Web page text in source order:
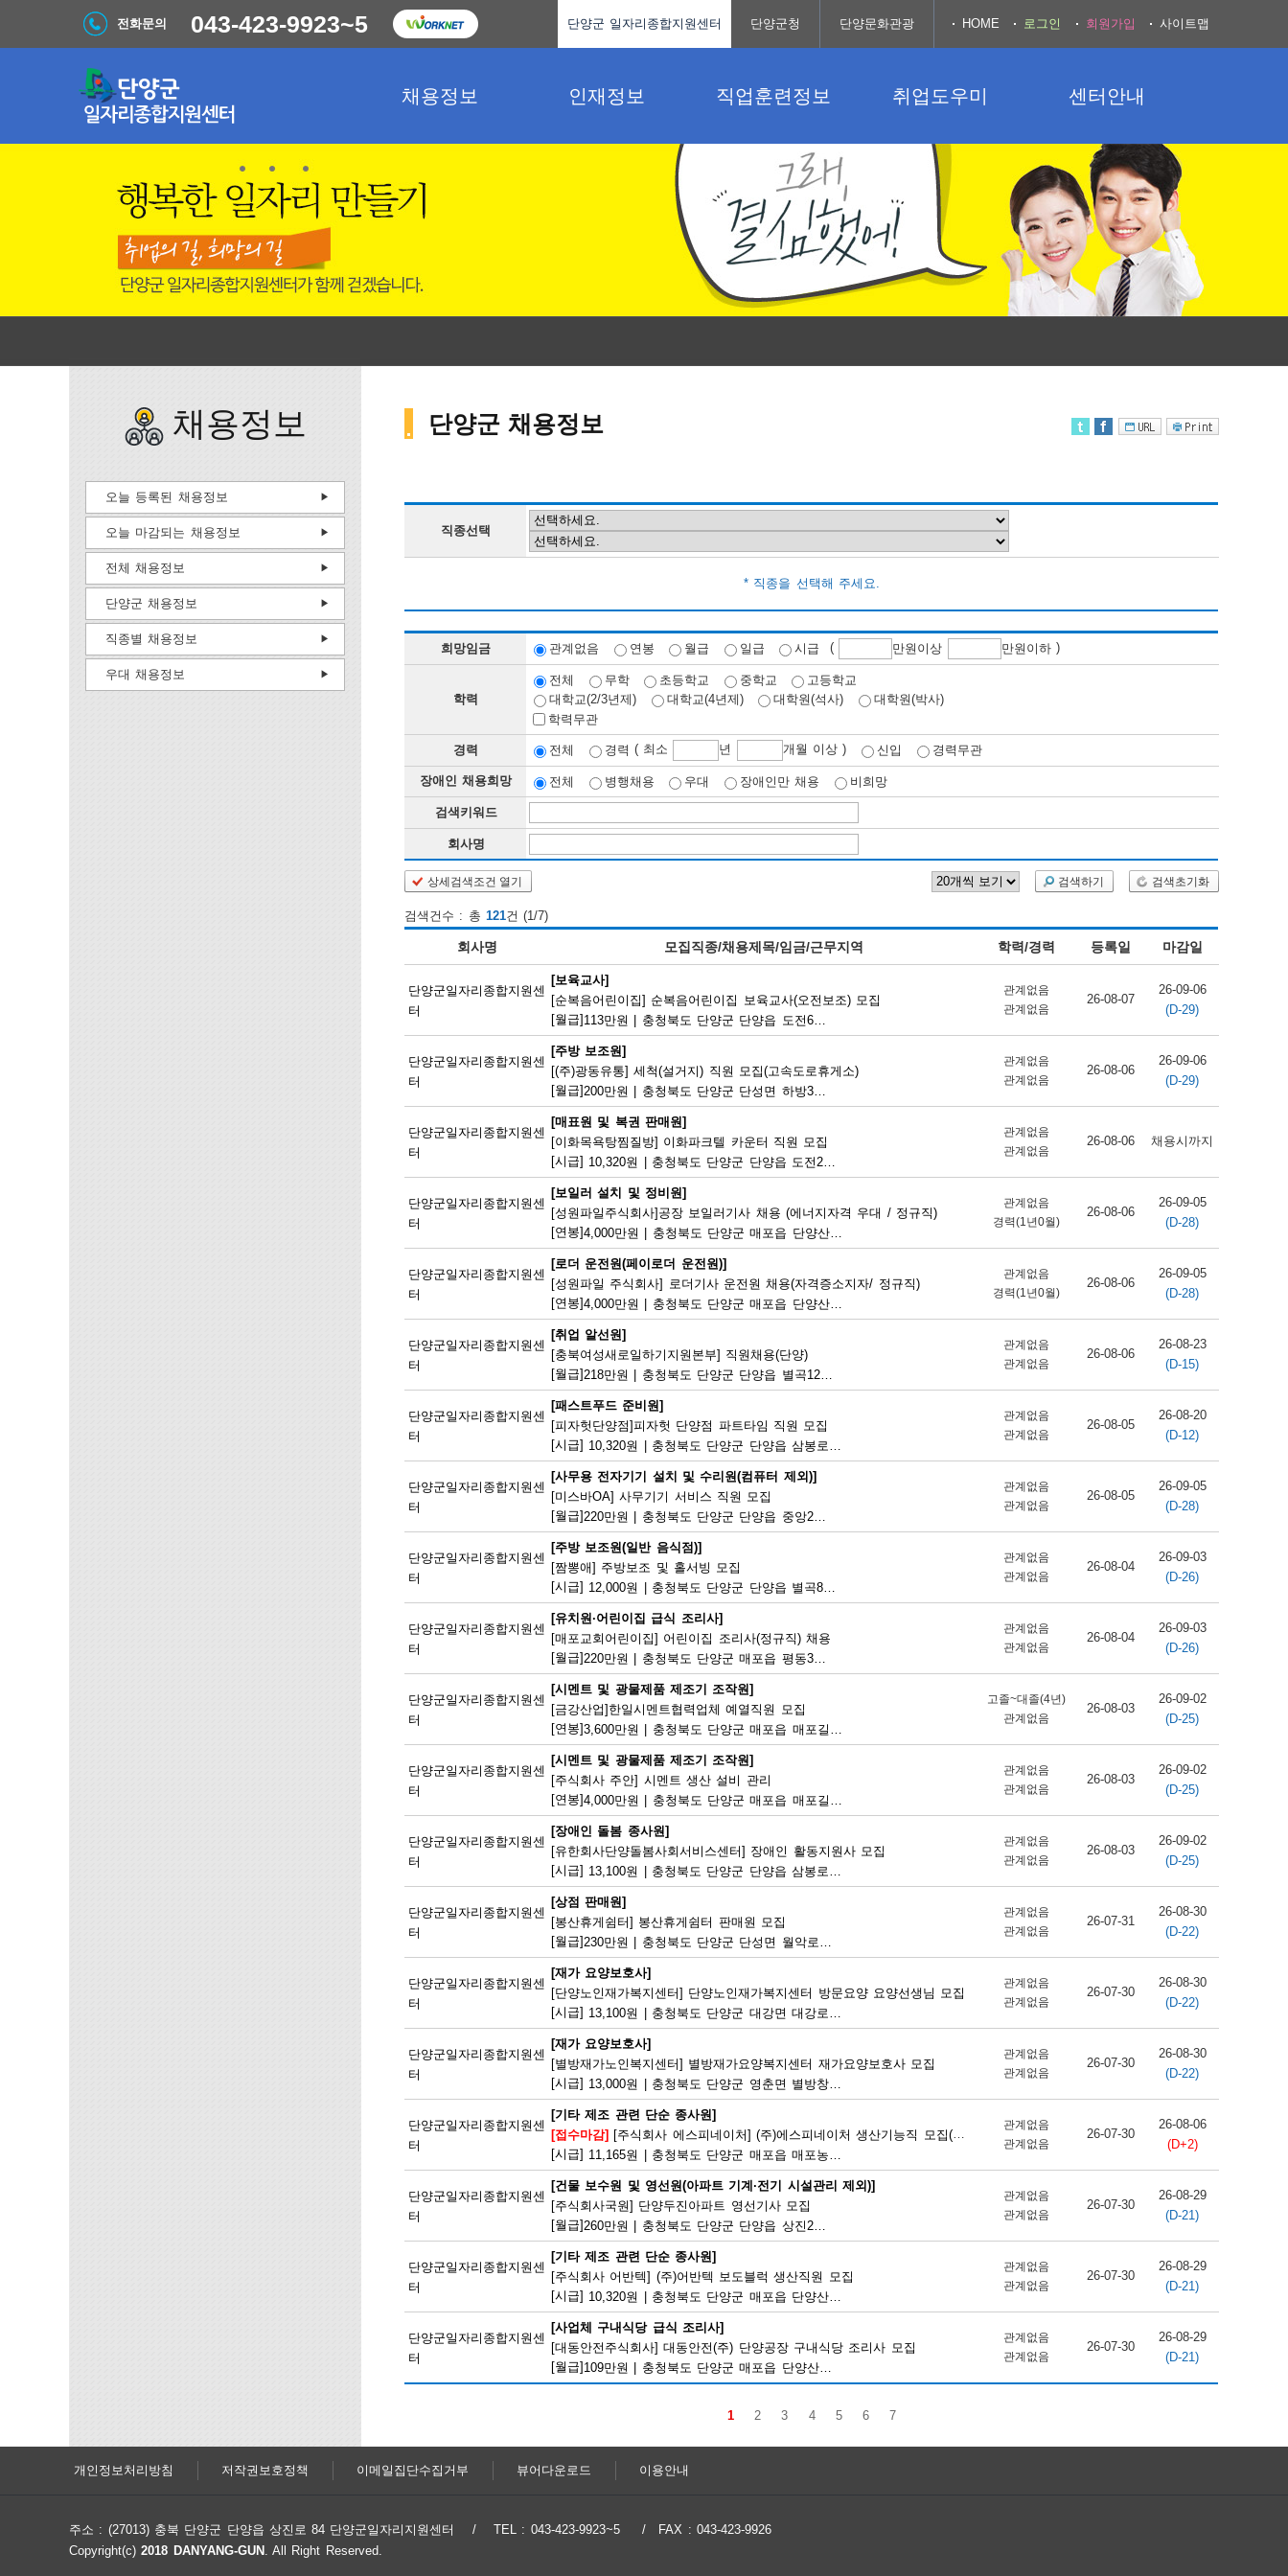
채용정보 인재정보 직업훈련정보 취업도우미 센터안내
전화문의 043-423-9923~5 단양군 일자리종합지원센터 단양군청 단양문화관광 HOME 로그인 회원가입 사이트맵
단양군 채용정보
직종선택
* 직종을 선택해 주세요.
희망임금 관계없음 연봉 월급 일급 시급 ( 만원이상 만원이하 )
학력
전체 무학 초등학교 중학교
고등학교
대학교(2/3년제)
대학교(4년제) 대학원(석사)
대학원(박사)
학력무관
경력 전체 경력 ( 최소 년 개월 이상 ) 신입 경력무관
장애인 채용희망 전체 병행채용 우대 장애인만 채용 비희망
검색키워드
회사명
상세검색조건 열기 검색하기 검색초기화
검색건수 : 총 121건 (1/7)
회사명 모집직종/채용제목/임금/근무지역 학력/경력 등록일 마감일
단양군일자리종합지원센
터
[보육교사]
[순복음어린이집] 순복음어린이집 보육교사(오전보조) 모집
[월급] 113만원 | 충청북도 단양군 단양읍 도전6길 8
관계없음
관계없음
26-08-07
26-09-06
(D-29)
단양군일자리종합지원센
터
[주방 보조원]
[(주)광동유통] 세척(설거지) 직원 모집(고속도로휴게소)
[월급] 200만원 | 충청북도 단양군 단성면 하방3길 100
관계없음
관계없음
26-08-06
26-09-06
(D-29)
단양군일자리종합지원센
터
[매표원 및 복권 판매원]
[이화목욕탕찜질방] 이화파크텔 카운터 직원 모집
[시급] 10,320원 | 충청북도 단양군 단양읍 도전2로 12
관계없음
관계없음
26-08-06 채용시까지
단양군일자리종합지원센
터
[보일러 설치 및 정비원]
[성원파일주식회사]공장 보일러기사 채용 (에너지자격 우대 / 정규직)
[연봉]4,000만원 | 충청북도 단양군 매포읍 단양산업단지2로 47
관계없음
경력(1년0월)
26-08-06
26-09-05
(D-28)
단양군일자리종합지원센
터
[로더 운전원(페이로더 운전원)]
[성원파일 주식회사] 로더기사 운전원 채용(자격증소지자/ 정규직)
[연봉]4,000만원 | 충청북도 단양군 매포읍 단양산업단지2로 47
관계없음
경력(1년0월)
26-08-06
26-09-05
(D-28)
단양군일자리종합지원센
터
[취업 알선원]
[충북여성새로일하기지원본부] 직원채용(단양)
[월급] 218만원 | 충청북도 단양군 단양읍 별곡12길 5
관계없음
관계없음
26-08-06
26-08-23
(D-15)
단양군일자리종합지원센
터
[패스트푸드 준비원]
[피자헛단양점]피자헛 단양점 파트타임 직원 모집
[시급] 10,320원 |
관계없음
관계없음
26-08-05
26-08-20
(D-12)
단양군일자리종합지원센
터
[사무용 전자기기 설치 및 수리원(컴퓨터 제외)]
[미스바OA] 사무기기 서비스 직원 모집
[월급] 220만원 | 충청북도 단양군 단양읍 중앙2로 2
관계없음
관계없음
26-08-05
26-09-05
(D-28)
단양군일자리종합지원센
터
[주방 보조원(일반 음식점)]
[짬뽕애] 주방보조 및 홀서빙 모집
[시급] 12,000원 | 충청북도 단양군 단양읍 별곡8길 6-1
관계없음
관계없음
26-08-04
26-09-03
(D-26)
단양군일자리종합지원센
터
[유치원·어린이집 급식 조리사]
[매포교회어린이집] 어린이집 조리사(정규직) 채용
[월급] 220만원 | 충청북도 단양군 매포읍 평동3길 12
관계없음
관계없음
26-08-04
26-09-03
(D-26)
단양군일자리종합지원센
터
[시멘트 및 광물제품 제조기 조작원]
[금강산업]한일시멘트협력업체 예열직원 모집
[연봉]3,600만원 |
고졸~대졸(4년)
관계없음
26-08-03
26-09-02
(D-25)
단양군일자리종합지원센
터
[시멘트 및 광물제품 제조기 조작원]
[주식회사 주안] 시멘트 생산 설비 관리
[연봉]4,000만원 |
관계없음
관계없음
26-08-03
26-09-02
(D-25)
단양군일자리종합지원센
터
[장애인 돌봄 종사원]
[유한회사단양돌봄사회서비스센터] 장애인 활동지원사 모집
[시급] 13,100원 |
관계없음
관계없음
26-08-03
26-09-02
(D-25)
단양군일자리종합지원센
터
[상점 판매원]
[봉산휴게쉼터] 봉산휴게쉼터 판매원 모집
[월급] 230만원 |
관계없음
관계없음
26-07-31
26-08-30
(D-22)
단양군일자리종합지원센
터
[재가 요양보호사]
[단양노인재가복지센터] 단양노인재가복지센터 방문요양 요양선생님 모집
[시급] 13,100원 |
관계없음
관계없음
26-07-30
26-08-30
(D-22)
단양군일자리종합지원센
터
[재가 요양보호사]
[별방재가노인복지센터] 별방재가요양복지센터 재가요양보호사 모집
[시급] 13,000원 | 충청북도 단양군 영춘면 별방창원로 417
관계없음
관계없음
26-07-30
26-08-30
(D-22)
단양군일자리종합지원센
터
[기타 제조 관련 단순 종사원]
[접수마감] [주식회사 에스피네이처] (주)에스피네이처 생산기능직 모집(단양사업소)
[시급] 11,165원 |
관계없음
관계없음
26-07-30
26-08-06
(D+2)
단양군일자리종합지원센
터
[건물 보수원 및 영선원(아파트 기계·전기 시설관리 제외)]
[주식회사국원] 단양두진아파트 영선기사 모집
[월급] 260만원 | 충청북도 단양군 단양읍 상진2로 17
관계없음
관계없음
26-07-30
26-08-29
(D-21)
단양군일자리종합지원센
터
[기타 제조 관련 단순 종사원]
[주식회사 어반텍] (주)어반텍 보도블럭 생산직원 모집
[시급] 10,320원 | 충청북도 단양군 매포읍 단양산업단지2로 102
관계없음
관계없음
26-07-30
26-08-29
(D-21)
단양군일자리종합지원센
터
[사업체 구내식당 급식 조리사]
[대동안전주식회사] 대동안전(주) 단양공장 구내식당 조리사 모집
[월급] 109만원 | 충청북도 단양군 매포읍 단양산업단지1로 166
관계없음
관계없음
26-07-30
26-08-29
(D-21)
1 2 3 4 5 6 7
채용정보
오늘 등록된 채용정보
오늘 마감되는 채용정보
전체 채용정보
단양군 채용정보
직종별 채용정보
우대 채용정보
개인정보처리방침 저작권보호정책 이메일집단수집거부 뷰어다운로드 이용안내
주소 : (27013) 충북 단양군 단양읍 상진로 84 단양군일자리지원센터 TEL : 043-423-9923~5
FAX : 043-423-9926
Copyright(c)2018 DANYANG-GUN . All Right Reserved.